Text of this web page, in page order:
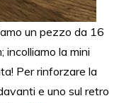
un pezzo da 16
incolliamo la mini
Per rinforzare la
e uno sul retro